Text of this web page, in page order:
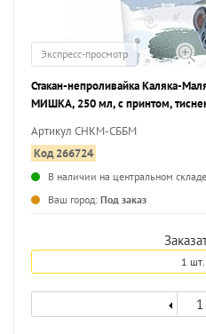
Экспресс-просмотр
Стакан-непроливайка Каляка-
МИШКА, 250 мл, с принтом,
Артикул СНКМ-СББМ
Код 266724
В наличии на центральном
Ваш город: Под заказ
1 шт.